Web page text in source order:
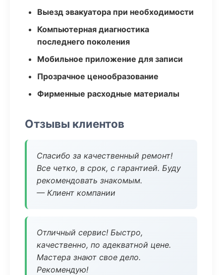
Выезд эвакуатора при необходимости
Компьютерная диагностика
последнего поколения
Мобильное приложение для записи
Прозрачное ценообразование
Фирменные расходные материалы
Отзывы клиентов
Спасибо за качественный ремонт!
Все четко, в срок, с гарантией. Буду
рекомендовать знакомым.
— Клиент компании
Отличный сервис! Быстро,
качественно, по адекватной цене.
Мастера знают свое дело.
Рекомендую!